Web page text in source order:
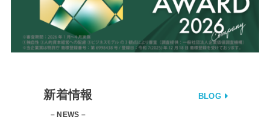
新着情報
– NEWS –
BLOG